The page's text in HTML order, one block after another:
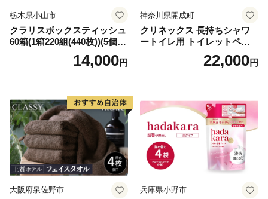
栃木県小山市
クラリスボックスティッシュ
60箱(1箱220組(440枚))(5個入
り×12セット)【1256759】
14,000円
神奈川県開成町
クリネックス 長持ちシャワ
ートイレ用 トイレットペー
パー（ダブル）64ロール(8ロ
ール×8パック) 開成町 トイレ
蓄 防災 エコ 消耗品 生活雑貨
生活用品 無香料 トイレット
ペーパー ダブル といれっと
ぺーぱー トイレ クレシア ト
イレットペーパー [BDBH002
-1]
22,000円
大阪府泉佐野市 兵庫県小野市